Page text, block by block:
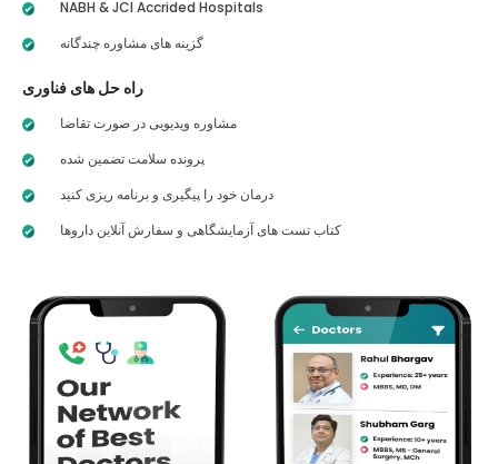
NABH & JCI Accrided Hospitals
گزینه های مشاوره چندگانه
راه حل های فناوری
مشاوره ویدیویی در صورت تقاضا
پرونده سلامت تضمین شده
درمان خود را پیگیری و برنامه ریزی کنید
کتاب تست های آزمایشگاهی و سفارش آنلاین داروها